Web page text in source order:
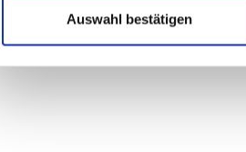
Auswahl bestätigen